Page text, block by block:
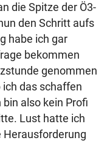
die Spitze der Ö3-
den Schritt aufs
habe ich gar
bekommen
genommen
das schaffen
also kein Profi
Lust hatte ich
Herausforderung